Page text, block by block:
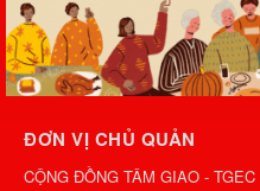
ĐƠN VỊ CHỦ QUẢN
CỘNG ĐỒNG TÂM GIAO - TGEC